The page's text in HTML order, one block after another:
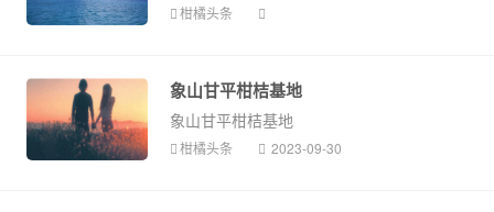
柑橘头条
象山甘平柑桔基地
象山甘平柑桔基地
柑橘头条 2023-09-30